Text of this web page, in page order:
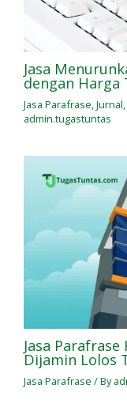
Jasa
dengan Harga
Jasa Parafrase,Jurnal,
admin.tugastuntas
Jasa
Dijamin Lolos
Jasa Parafrase / By